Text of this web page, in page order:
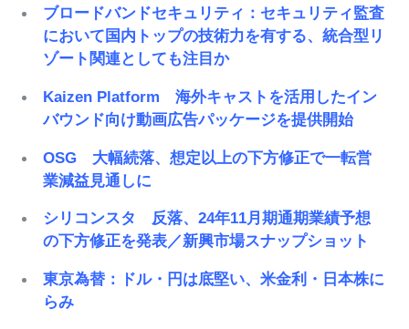
ブロードバンドセキュリティ：セキュリティ監査
において国内トップの技術力を有する、統合型リ
ゾート関連としても注目か
Kaizen Platform 海外キャストを活用したイン
バウンド向け動画広告パッケージを提供開始
OSG 大幅続落、想定以上の下方修正で一転営
業減益見通しに
シリコンスタ 反落、24年11月期通期業績予想
の下方修正を発表／新興市場スナップショット
東京為替：ドル・円は底堅い、米金利・日本株に
らみ